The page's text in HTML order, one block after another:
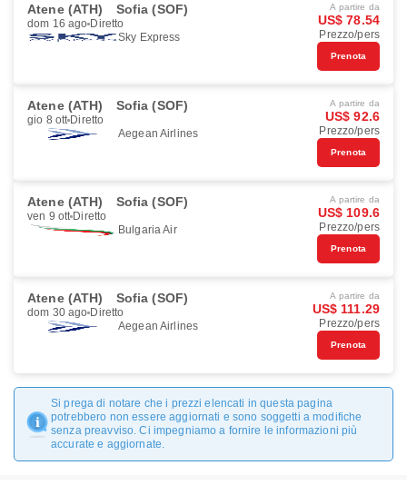
Atene (ATH) Sofia (SOF)
dom 16 ago Diretto
Sky Express
A partire da
US$ 78.54
Prezzo/pers
Prenota
Atene (ATH) Sofia (SOF)
gio 8 ott Diretto
Aegean Airlines
A partire da
US$ 92.6
Prezzo/pers
Prenota
Atene (ATH) Sofia (SOF)
ven 9 ott Diretto
Bulgaria Air
A partire da
US$ 109.6
Prezzo/pers
Prenota
Atene (ATH) Sofia (SOF)
dom 30 ago Diretto
Aegean Airlines
A partire da
US$ 111.29
Prezzo/pers
Prenota
Si prega di notare che i prezzi elencati in questa pagina
potrebbero non essere aggiornati e sono soggetti a modifiche
senza preavviso. Ci impegniamo a fornire le informazioni più
accurate e aggiornate.